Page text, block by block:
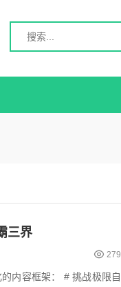
三界
279
内容框架： # 挑战极限自